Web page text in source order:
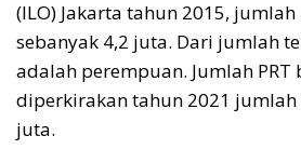
(ILO) Jakarta tahun 2015, jumlah
sebanyak 4,2 juta. Dari jumlah
adalah perempuan. Jumlah
diperkirakan tahun 2021 jumlah
juta.